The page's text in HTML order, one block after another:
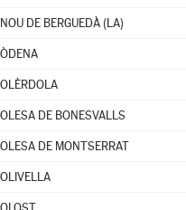
NOU DE BERGUEDÀ (LA)
ÒDENA
OLÈRDOLA
OLESA DE BONESVALLS
OLESA DE MONTSERRAT
OLIVELLA